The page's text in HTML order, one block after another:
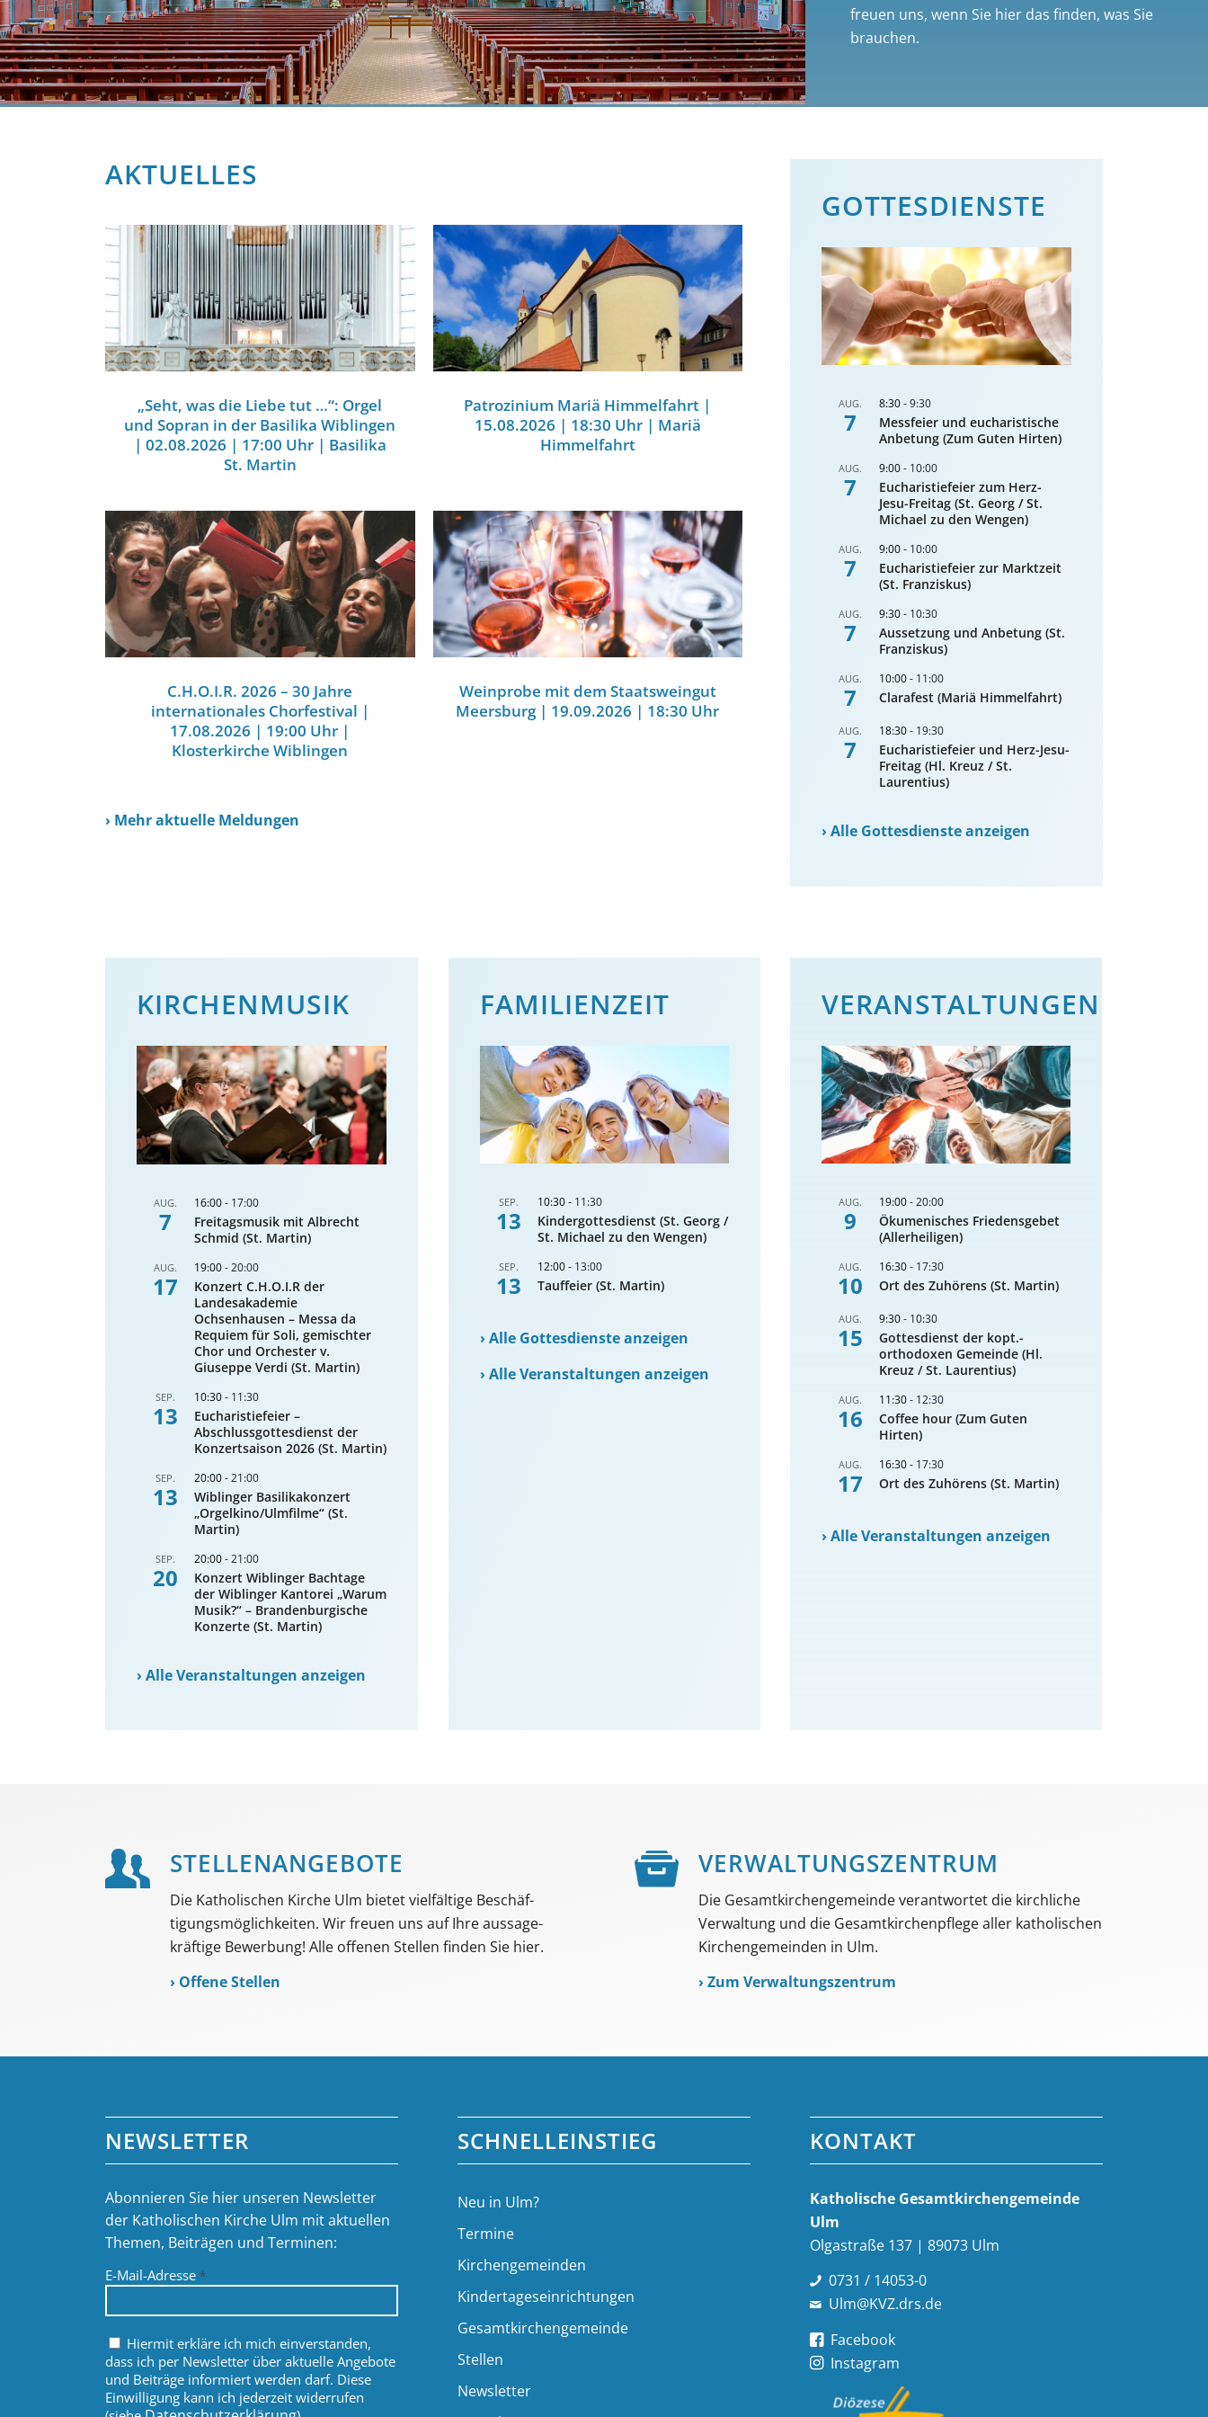
freuen uns, wenn Sie hier das finden, was Sie
brauchen.
AKTUELLES
„Seht, was die Liebe tut …“: Orgel
und Sopran in der Basilika Wiblingen
| 02.08.2026 | 17:00 Uhr | Basilika
St. Martin
Patrozinium Mariä Himmelfahrt |
15.08.2026 | 18:30 Uhr | Mariä
Himmelfahrt
C.H.O.I.R. 2026 – 30 Jahre
internationales Chorfestival |
17.08.2026 | 19:00 Uhr |
Klosterkirche Wiblingen
Weinprobe mit dem Staatsweingut
Meersburg | 19.09.2026 | 18:30 Uhr
› Mehr aktuelle Meldungen
GOTTES­DIENSTE
AUG.
7
8:30-9:30
Messfeier und eucharistische
Anbetung (Zum Guten Hirten)
AUG.
7
9:00- 10:00
Eucharistiefeier zum Herz-
Jesu-Freitag (St. Georg / St.
Michael zu den Wengen)
AUG.
7
9:00- 10:00
Eucharistiefeier zur Marktzeit
(St. Franziskus)
AUG.
7
9:30- 10:30
Aussetzung und Anbetung (St.
Franziskus)
AUG.
7
10:00- 11:00
Clarafest (Mariä Himmelfahrt)
AUG.
7
18:30- 19:30
Eucharistiefeier und Herz-Jesu-
Freitag (Hl. Kreuz / St.
Laurentius)
›Alle Gottesdienste anzeigen
KIRCHENMUSIK
AUG.
7
16:00- 17:00
Freitagsmusik mit Albrecht
Schmid (St. Martin)
AUG.
17
19:00-20:00
Konzert C.H.O.I.R der
Landesakademie
Ochsenhausen – Messa da
Requiem für Soli, gemischter
Chor und Orchester v.
Giuseppe Verdi (St. Martin)
SEP.
13
10:30- 11:30
Eucharistiefeier –
Abschlussgottesdienst der
Konzertsaison 2026 (St. Martin)
SEP.
13
20:00-21:00
Wiblinger Basilikakonzert
„Orgelkino/Ulmfilme“ (St.
Martin)
SEP.
20
20:00-21:00
Konzert Wiblinger Bachtage
der Wiblinger Kantorei „Warum
Musik?“ – Brandenburgische
Konzerte (St. Martin)
›Alle Veranstaltungen anzeigen
FAMILIENZEIT
SEP.
13
10:30- 11:30
Kindergottesdienst (St. Georg /
St. Michael zu den Wengen)
SEP.
13
12:00- 13:00
Tauffeier (St. Martin)
›Alle Gottesdienste anzeigen
›Alle Veranstaltungen anzeigen
VERANSTALTUNGEN
AUG.
9
19:00-20:00
Ökumenisches Friedensgebet
(Allerheiligen)
AUG.
10
16:30- 17:30
Ort des Zuhörens (St. Martin)
AUG.
15
9:30- 10:30
Gottesdienst der kopt.-
orthodoxen Gemeinde (Hl.
Kreuz / St. Laurentius)
AUG.
16
11:30- 12:30
Coffee hour (Zum Guten
Hirten)
AUG.
17
16:30- 17:30
Ort des Zuhörens (St. Martin)
›Alle Veranstaltungen anzeigen
STELLEN­ANGEBOTE
Die Katholischen Kirche Ulm bietet viel­fältige Beschäf­
tigungs­möglich­keiten. Wir freuen uns auf Ihre aussage­
kräftige Bewerbung! Alle offenen Stellen finden Sie hier.
› Offene Stellen
VER­WALTUNGS­­ZENTRUM
Die Gesamtkirchengemeinde verantwortet die kirchliche
Verwaltung und die Gesamtkirchenpflege aller katholischen
Kirchengemeinden in Ulm.
›Zum Verwaltungszentrum
NEWSLETTER
Abonnieren Sie hier unseren Newsletter
der Katholischen Kirche Ulm mit aktuellen
Themen, Beiträgen und Terminen:
E-Mail-Adresse*
Hiermit erkläre ich mich einverstanden,
dass ich per Newsletter über aktuelle Angebote
und Beiträge informiert werden darf. Diese
Einwilligung kann ich jederzeit widerrufen
SCHNELLEINSTIEG
Neu in Ulm?
Termine
Kirchengemeinden
Kindertageseinrichtungen
Gesamtkirchengemeinde
Stellen
Newsletter
KONTAKT
Katholische Gesamt­kirchen­gemeinde
Ulm
Olgastraße 137 | 89073 Ulm
0731 / 14053-0
Ulm@KVZ.drs.de
Facebook
Instagram